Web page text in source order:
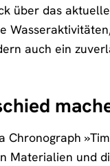
über das
auch ein
Chronograph
und